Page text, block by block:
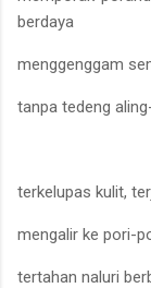
berdaya
menggenggam
tanpa tedeng
terkelupas kulit,
mengalir ke pori-
tertahan naluri